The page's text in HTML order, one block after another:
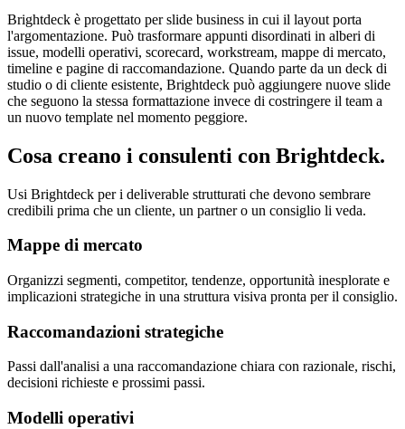
Brightdeck è progettato per slide business in cui il layout porta
l'argomentazione. Può trasformare appunti disordinati in alberi di
issue, modelli operativi, scorecard, workstream, mappe di mercato,
timeline e pagine di raccomandazione. Quando parte da un deck di
studio o di cliente esistente, Brightdeck può aggiungere nuove slide
che seguono la stessa formattazione invece di costringere il team a
un nuovo template nel momento peggiore.
Cosa creano i consulenti con Brightdeck.
Usi Brightdeck per i deliverable strutturati che devono sembrare
credibili prima che un cliente, un partner o un consiglio li veda.
Mappe di mercato
Organizzi segmenti, competitor, tendenze, opportunità inesplorate e
implicazioni strategiche in una struttura visiva pronta per il consiglio.
Raccomandazioni strategiche
Passi dall'analisi a una raccomandazione chiara con razionale, rischi,
decisioni richieste e prossimi passi.
Modelli operativi